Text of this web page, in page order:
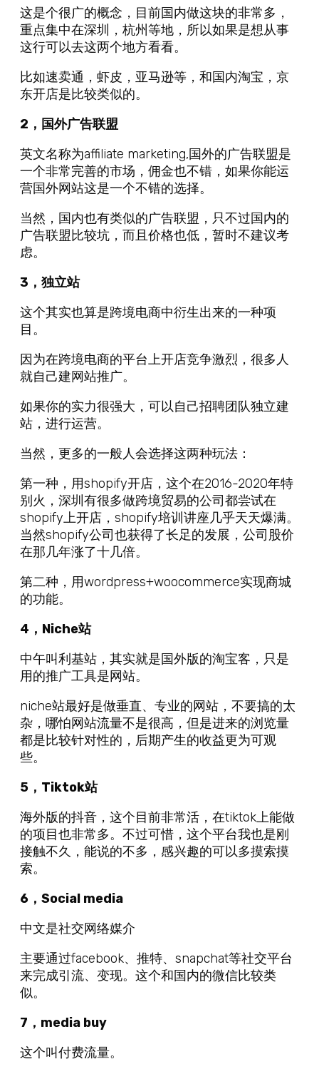
这是个很广的概念，目前国内做这块的非常多，
重点集中在深圳，杭州等地，所以如果是想从事
这行可以去这两个地方看看。
比如速卖通，虾皮，亚马逊等，和国内淘宝，京
东开店是比较类似的。
2，国外广告联盟
英文名称为affiliate marketing,国外的广告联盟是
一个非常完善的市场，佣金也不错，如果你能运
营国外网站这是一个不错的选择。
当然，国内也有类似的广告联盟，只不过国内的
广告联盟比较坑，而且价格也低，暂时不建议考
虑。
3，独立站
这个其实也算是跨境电商中衍生出来的一种项
目。
因为在跨境电商的平台上开店竞争激烈，很多人
就自己建网站推广。
如果你的实力很强大，可以自己招聘团队独立建
站，进行运营。
当然，更多的一般人会选择这两种玩法：
第一种，用shopify开店，这个在2016-2020年特
别火，深圳有很多做跨境贸易的公司都尝试在
shopify上开店，shopify培训讲座几乎天天爆满。
当然shopify公司也获得了长足的发展，公司股价
在那几年涨了十几倍。
第二种，用wordpress+woocommerce实现商城
的功能。
4，Niche站
中午叫利基站，其实就是国外版的淘宝客，只是
用的推广工具是网站。
niche站最好是做垂直、专业的网站，不要搞的太
杂，哪怕网站流量不是很高，但是进来的浏览量
都是比较针对性的，后期产生的收益更为可观
些。
5，Tiktok站
海外版的抖音，这个目前非常活，在tiktok上能做
的项目也非常多。不过可惜，这个平台我也是刚
接触不久，能说的不多，感兴趣的可以多摸索摸
索。
6，Social media
中文是社交网络媒介
主要通过facebook、推特、snapchat等社交平台
来完成引流、变现。这个和国内的微信比较类
似。
7，media buy
这个叫付费流量。